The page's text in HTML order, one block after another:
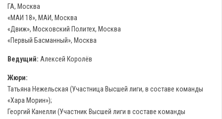
ГА, Москва
«МАИ 18», МАИ, Москва
«Движ», Московский Политех, Москва
«Первый Басманный», Москва
Ведущий: Алексей Королёв
Жюри:
Татьяна Нежельская (Участница Высшей лиги, в составе команды
«Хара Морин»);
Георгий Канелли (Участник Высшей лиги в составе команды